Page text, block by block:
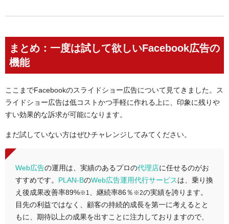
まとめ：一度は試して欲しいFacebook広告の
機能
ここまでFacebookのスライドショー広告について見てきました。ス
ライドショー広告は低コストかつ手軽に作れる上に、印象に残りや
すい効果的な訴求が可能になります。
まだ試していない方はぜひチャレンジしてみてください。
Web広告の運用は、実績のあるプロの代理店に任せるのがお
すすめです。 PLAN-BのWeb広告運用代行サービスは、乗り換
え後成果改善率89%※1 、継続率86％ ※2の実績を誇ります。
目先の利益ではなく、顧客の持続的成長を第一に考えるとと
もに、期待以上の成果を出すことに注力しておりますので、